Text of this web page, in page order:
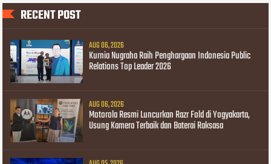
RECENT POST
AUG 06, 2026
Kurnia Nugraha Raih Penghargaan Indonesia Public
Relations Top Leader 2026
AUG 06, 2026
Motorola Resmi Luncurkan Razr Fold di Yogyakarta,
Usung Kamera Terbaik dan Baterai Raksasa